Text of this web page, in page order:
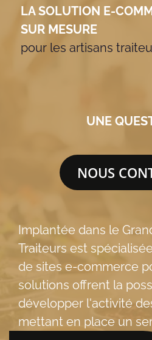
LA SOLUTION E-
SUR MESURE
pour les artisans
UNE
NOUS
Implantée dans le
Traiteurs est
de sites e-commerce
solutions offrent la
développer l'activité
mettant en place un